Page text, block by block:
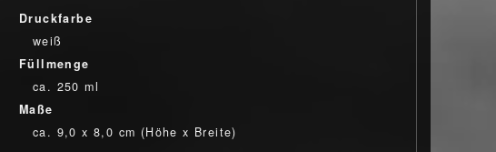
Druckfarbe
weiß
Füllmenge
ca. 250 ml
Maße
ca. 9,0 x 8,0 cm (Höhe x Breite)